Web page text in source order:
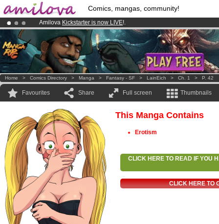
Comics, mangas, community!
Amilova Kickstarter is now LIVE!.
Already 100000membersand 1000comics & mangas!.
Premium membership from3.95 euros per month !Get membership
Home > Comics Directory > Manga > Fantasy - SF > LainEich > Ch. 1 > P. 42
Favourites Share Full screen Thumbnails
This Manga Contains
Erotism
CLICK HERE TO READ IF YOU
CLICK HERE TO